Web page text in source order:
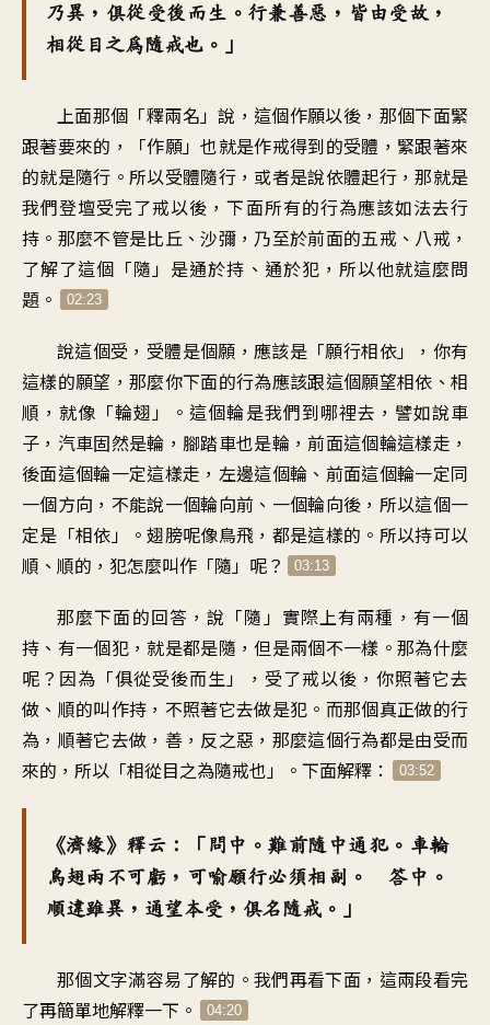
乃異，俱從受後而生。行兼善惡，皆由受故，
相從目之為隨戒也。」
上面那個「釋兩名」說，這個作願以後，那個下面緊
跟著要來的，「作願」也就是作戒得到的受體，緊跟著來
的就是隨行。所以受體隨行，或者是說依體起行，那就是
我們登壇受完了戒以後，下面所有的行為應該如法去行
持。那麼不管是比丘、沙彌，乃至於前面的五戒、八戒，
了解了這個「隨」是通於持、通於犯，所以他就這麼問
題。
02:23
說這個受，受體是個願，應該是「願行相依」，你有
這樣的願望，那麼你下面的行為應該跟這個願望相依、相
順，就像「輪翅」。這個輪是我們到哪裡去，譬如說車
子，汽車固然是輪，腳踏車也是輪，前面這個輪這樣走，
後面這個輪一定這樣走，左邊這個輪、前面這個輪一定同
一個方向，不能說一個輪向前、一個輪向後，所以這個一
定是「相依」。翅膀呢像鳥飛，都是這樣的。所以持可以
順、順的，犯怎麼叫作「隨」呢？
03:13
那麼下面的回答，說「隨」實際上有兩種，有一個
持、有一個犯，就是都是隨，但是兩個不一樣。那為什麼
呢？因為「俱從受後而生」，受了戒以後，你照著它去
做、順的叫作持，不照著它去做是犯。而那個真正做的行
為，順著它去做，善，反之惡，那麼這個行為都是由受而
來的，所以「相從目之為隨戒也」。下面解釋：
03:52
《濟緣》釋云：「問中。難前隨中通犯。車輪
鳥翅兩不可虧，可喻願行必須相副。 答中。
順違雖異，通望本受，俱名隨戒。」
那個文字滿容易了解的。我們再看下面，這兩段看完
了再簡單地解釋一下。
04:20